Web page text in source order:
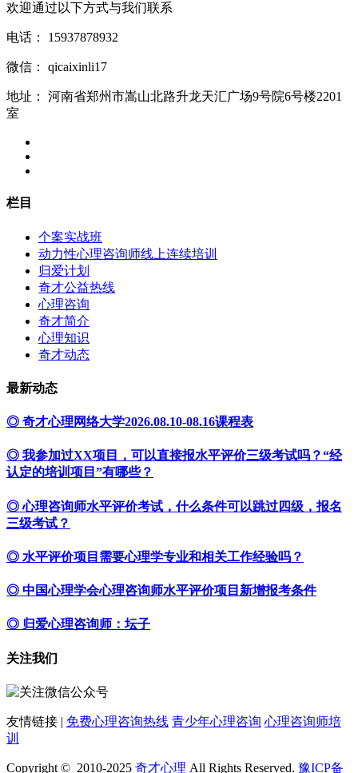
欢迎通过以下方式与我们联系
电话： 15937878932
微信： qicaixinli17
地址：
河南省郑州市嵩山北路升龙天汇广场9号院6号楼2201
室
栏目
个案实战班
动力性心理咨询师线上连续培训
归爱计划
奇才公益热线
心理咨询
奇才简介
心理知识
奇才动态
最新动态
◎ 奇才心理网络大学2026.08.10-08.16课程表
◎ 我参加过XX项目，可以直接报水平评价三级考试吗？“经
认定的培训项目”有哪些？
◎ 心理咨询师水平评价考试，什么条件可以跳过四级，报名
三级考试？
◎ 水平评价项目需要心理学专业和相关工作经验吗？
◎ 中国心理学会心理咨询师水平评价项目新增报考条件
◎ 归爱心理咨询师：坛子
关注我们
友情链接 | 免费心理咨询热线 青少年心理咨询 心理咨询师培
训
Copyright © 2010-2025 奇才心理 All Rights Reserved. 豫ICP备